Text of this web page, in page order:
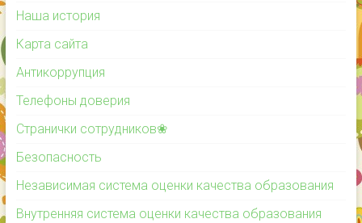
Наша история
Карта сайта
Антикоррупция
Телефоны доверия
Странички сотрудников❀
Безопасность
Независимая система оценки качества образования
Внутренняя система оценки качества образования